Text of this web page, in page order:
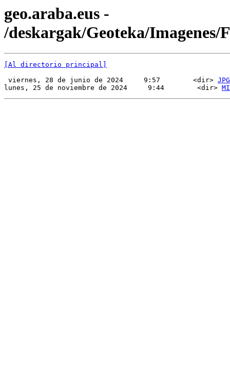
geo.araba.eus -
/deskargak/Geoteka/Imagenes/
[Al directorio principal]
viernes, 28 de junio de 2024     9:57        <dir> JPG
lunes, 25 de noviembre de 2024     9:44        <dir>